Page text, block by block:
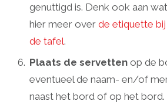
genuttigd is. Denk ook aan
hier meer over de etiquette
de tafel.
Plaats de servetten op de
eventueel de naam- en/of
naast het bord of op het